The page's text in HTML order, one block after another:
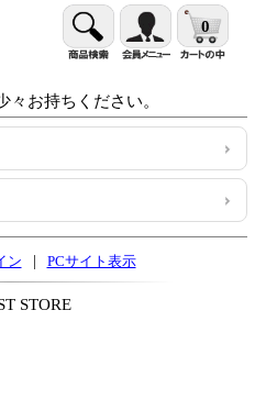
0
お持ちください。
ン | PCサイト表示
STORE